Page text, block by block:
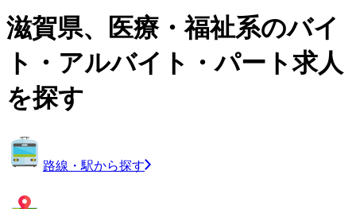
滋賀県、医療・福祉系のバイ
ト・アルバイト・パート求人
を探す
路線・駅から探す